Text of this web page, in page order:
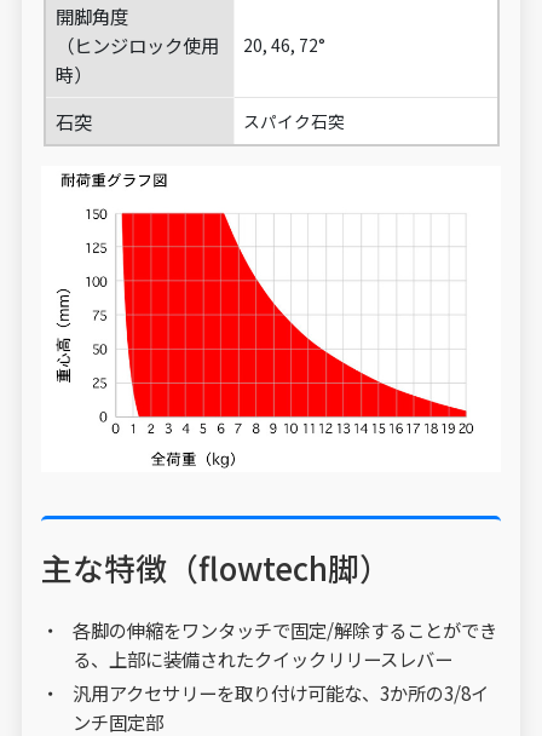
開脚角度
（ヒンジロック使用
時）
20, 46, 72°
石突 スパイク石突
主な特徴（flowtech脚）
各脚の伸縮をワンタッチで固定/解除することができ
る、上部に装備されたクイックリリースレバー
汎用アクセサリーを取り付け可能な、3か所の3/8イ
ンチ固定部